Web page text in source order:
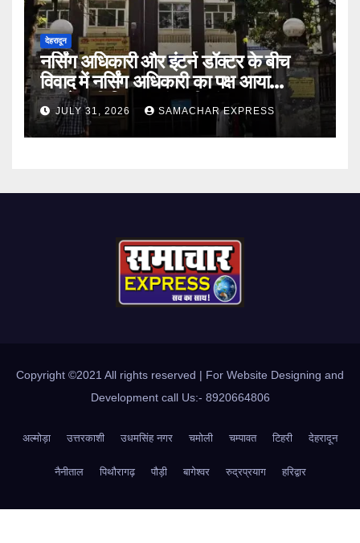
देहरादून
नर्सिंग अधिकारी और इंटर्न डॉक्टर के बीच
विवाद में नर्सिंग अधिकारी का पक्ष आया
सामने,करी निष्पक्ष जांच की मांग
JULY 31, 2026 SAMACHAR EXPRESS
Copyright ©2021 All rights reserved | For Website Designing and
Development call Us:- 8920664806
अल्मोड़ा उत्तरकाशी उधमसिंह नगर चमोली चम्पावत टिहरी देहरादून
नैनीताल पिथौरागढ़ पौड़ी बागेश्वर रुद्रप्रयाग हरिद्वार